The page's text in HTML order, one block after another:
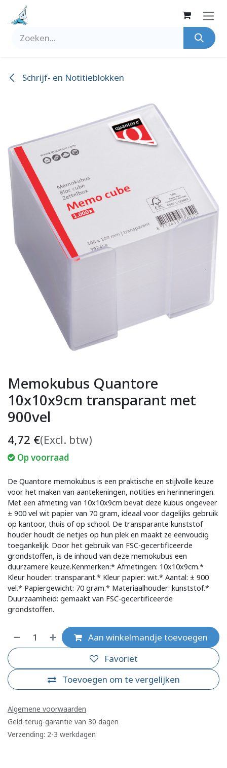
Overslaan naar inhoud
Schrijf- en Notitieblokken
Memokubus Quantore
10x10x9cm transparant met
900vel
4,72 €(Excl. btw)
Op voorraad
De Quantore memokubus is een praktische en stijlvolle keuze
voor het maken van aantekeningen, notities en herinneringen.
Met een afmeting van 10x10x9cm bevat deze kubus ongeveer
± 900 vel wit papier van 70 gram, ideaal voor dagelijks gebruik
op kantoor, thuis of op school. De transparante kunststof
houder houdt de netjes op hun plek en maakt ze eenvoudig
toegankelijk. Door het gebruik van FSC-gecertificeerde
grondstoffen, is de inhoud van deze memokubus een
duurzamere keuze.Kenmerken:* Afmetingen: 10x10x9cm.*
Kleur houder: transparant.* Kleur papier: wit.* Aantal: ± 900
vel.* Papiergewicht: 70 gram.* Materiaalhouder: kunststof.*
Duurzaamheid: gemaakt van FSC-gecertificeerde
grondstoffen.
Aan winkelmandje toevoegen
Toevoegen om te vergelijken
Favoriet
Algemene voorwaarden
Geld-terug-garantie van 30 dagen
Verzending: 2-3 werkdagen